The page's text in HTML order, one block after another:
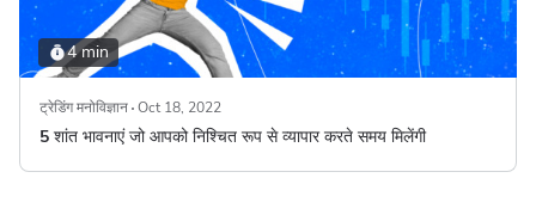
4 min
ट्रेडिंग मनोविज्ञान Oct 18, 2022
5 शांत भावनाएं जो आपको निश्चित रूप से व्यापार करते समय मिलेंगी